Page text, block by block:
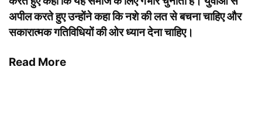
अपील करते हुए उन्होंने कहा कि नशे की लत से बचना चाहिए और
सकारात्मक गतिविधियों की ओर ध्यान देना चाहिए।
Read More